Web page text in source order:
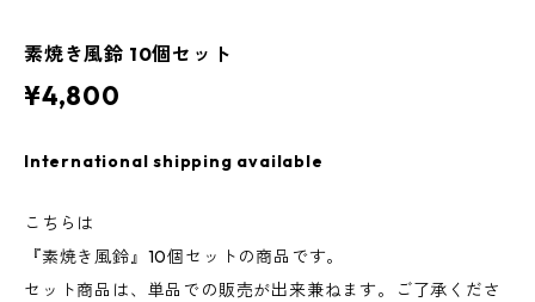
素焼き風鈴 10個セット
¥4,800
International shipping available
こちらは
『素焼き風鈴』10個セットの商品です。
セット商品は、単品での販売が出来兼ねます。ご了承くださ